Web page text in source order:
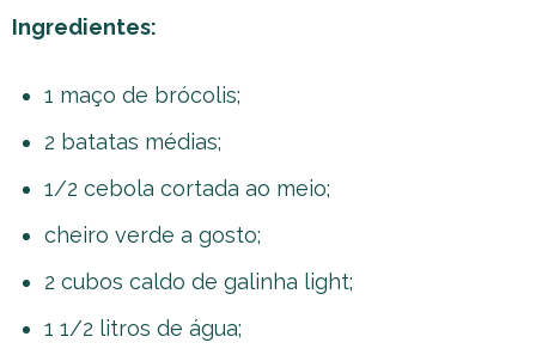
Ingredientes:
1 maço de brócolis;
2 batatas médias;
1/2 cebola cortada ao meio;
cheiro verde a gosto;
2 cubos caldo de galinha light;
1 1/2 litros de água;